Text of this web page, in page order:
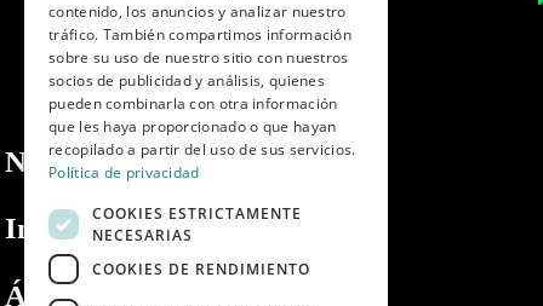
Nosotros
Información
Área privada
PORTUGUESE
contenido, los anuncios y analizar nuestro
tráfico. También compartimos información
sobre su uso de nuestro sitio con nuestros
socios de publicidad y análisis, quienes
pueden combinarla con otra información
que les haya proporcionado o que hayan
recopilado a partir del uso de sus servicios.
Política de privacidad
COOKIES ESTRICTAMENTE
NECESARIAS
COOKIES DE RENDIMIENTO